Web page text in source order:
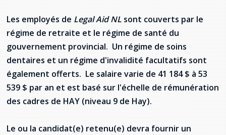
Les employés de Legal Aid NL sont couverts par le
régime de retraite et le régime de santé du
gouvernement provincial. Un régime de soins
dentaires et un régime d'invalidité facultatifs sont
également offerts. Le salaire varie de 41 184 $ à 53
539 $ par an et est basé sur l'échelle de rémunération
des cadres de HAY (niveau 9 de Hay).
Le ou la candidat(e) retenu(e) devra fournir un